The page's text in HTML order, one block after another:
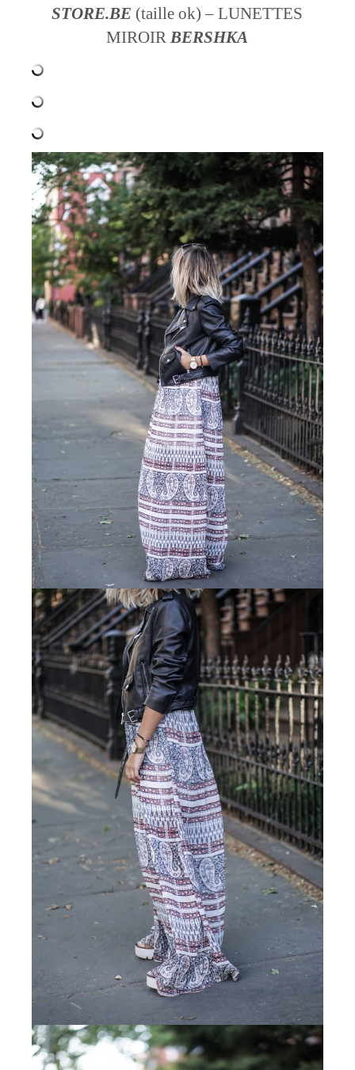
STORE.BE (taille ok) – LUNETTES
MIROIR BERSHKA